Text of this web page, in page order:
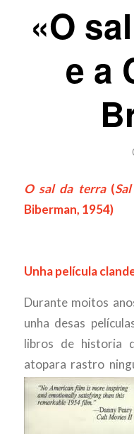
«O
e a
O sal da terra(
Biberman, 1954)
Unha película
Durante moitos
unha desas
libros de historia
atopara rastro